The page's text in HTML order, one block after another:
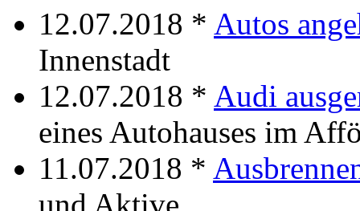
12.07.2018 * Autos
Innenstadt
12.07.2018 * Audi
eines Autohauses im
11.07.2018 *
und Aktive